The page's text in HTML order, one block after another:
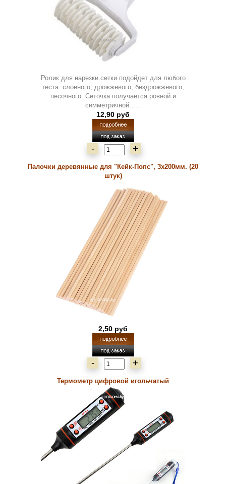
Ролик для нарезки сетки подойдет для любого
теста: слоеного, дрожжевого, бездрожжевого,
песочного. Сеточка получается ровной и
симметричной......
12,90 руб
- +
Палочки деревянные для "Кейк-Попс", 3х200мм. (20
штук)
2,50 руб
- +
Термометр цифровой игольчатый